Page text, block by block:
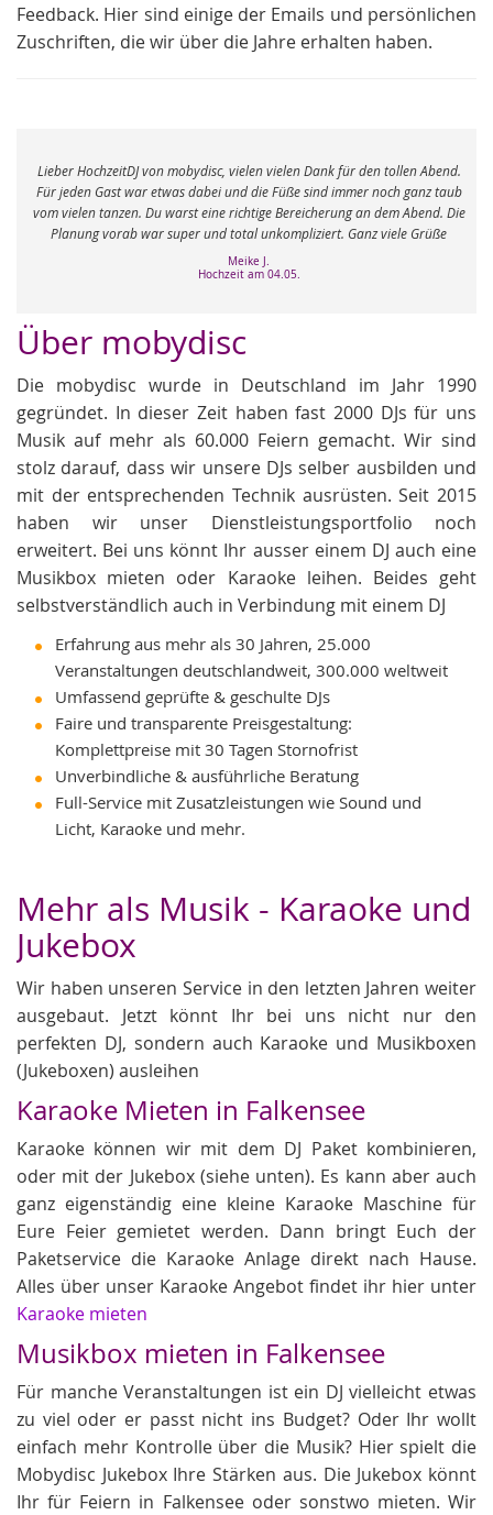
Feedback. Hier sind einige der Emails und persönlichen
Zuschriften, die wir über die Jahre erhalten haben.
Lieber HochzeitDJ von mobydisc, vielen vielen Dank für den tollen Abend.
Für jeden Gast war etwas dabei und die Füße sind immer noch ganz taub
vom vielen tanzen. Du warst eine richtige Bereicherung an dem Abend. Die
Planung vorab war super und total unkompliziert. Ganz viele Grüße
Meike J.
Hochzeit am 04.05.
Über mobydisc
Die mobydisc wurde in Deutschland im Jahr 1990
gegründet. In dieser Zeit haben fast 2000 DJs für uns
Musik auf mehr als 60.000 Feiern gemacht. Wir sind
stolz darauf, dass wir unsere DJs selber ausbilden und
mit der entsprechenden Technik ausrüsten. Seit 2015
haben wir unser Dienstleistungsportfolio noch
erweitert. Bei uns könnt Ihr ausser einem DJ auch eine
Musikbox mieten oder Karaoke leihen. Beides geht
selbstverständlich auch in Verbindung mit einem DJ
Erfahrung aus mehr als 30 Jahren, 25.000
Veranstaltungen deutschlandweit, 300.000 weltweit
Umfassend geprüfte & geschulte DJs
Faire und transparente Preisgestaltung:
Komplettpreise mit 30 Tagen Stornofrist
Unverbindliche & ausführliche Beratung
Full-Service mit Zusatzleistungen wie Sound und
Licht, Karaoke und mehr.
Mehr als Musik - Karaoke und
Jukebox
Wir haben unseren Service in den letzten Jahren weiter
ausgebaut. Jetzt könnt Ihr bei uns nicht nur den
perfekten DJ, sondern auch Karaoke und Musikboxen
(Jukeboxen) ausleihen
Karaoke Mieten in Falkensee
Karaoke können wir mit dem DJ Paket kombinieren,
oder mit der Jukebox (siehe unten). Es kann aber auch
ganz eigenständig eine kleine Karaoke Maschine für
Eure Feier gemietet werden. Dann bringt Euch der
Paketservice die Karaoke Anlage direkt nach Hause.
Alles über unser Karaoke Angebot findet ihr hier unter
Karaoke mieten
Musikbox mieten in Falkensee
Für manche Veranstaltungen ist ein DJ vielleicht etwas
zu viel oder er passt nicht ins Budget? Oder Ihr wollt
einfach mehr Kontrolle über die Musik? Hier spielt die
Mobydisc Jukebox Ihre Stärken aus. Die Jukebox könnt
Ihr für Feiern in Falkensee oder sonstwo mieten. Wir